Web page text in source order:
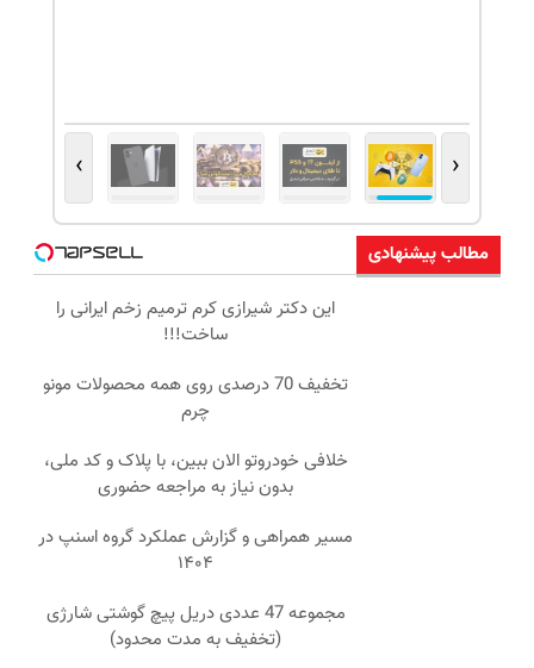
‹
›
مطالب پیشنهادی
این دکتر شیرازی کرم ترمیم زخم ایرانی را
ساخت!!!
تخفیف 70 درصدی روی همه محصولات مونو
چرم
خلافی خودروتو الان ببین، با پلاک و کد ملی،
بدون نیاز به مراجعه حضوری
مسیر همراهی و گزارش عملکرد گروه اسنپ در
۱۴۰۴
مجموعه 47 عددی دریل پیچ گوشتی شارژی
(تخفیف به مدت محدود)